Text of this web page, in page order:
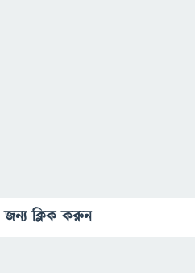
ক্লিক করুন